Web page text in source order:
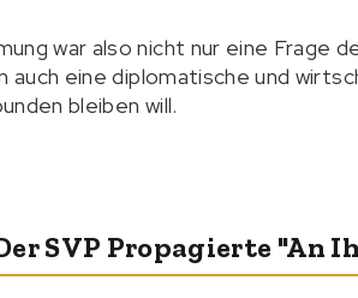
war also nicht nur eine Frage
auch eine diplomatische und
bleiben will.
SVP Propagierte "an